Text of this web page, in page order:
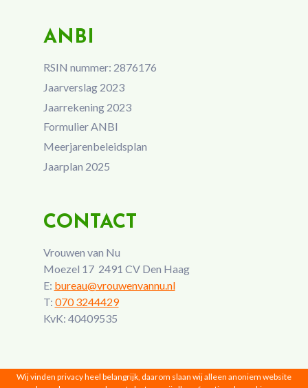
ANBI
RSIN nummer: 2876176
Jaarverslag 2023
Jaarrekening 2023
Formulier ANBI
Meerjarenbeleidsplan
Jaarplan 2025
CONTACT
Vrouwen van Nu
Moezel 17 2491 CV Den Haag
E: bureau@vrouwenvannu.nl
T: 070 3244429
KvK: 40409535
Wij vinden privacy heel belangrijk, daarom slaan wij alleen anoniem website